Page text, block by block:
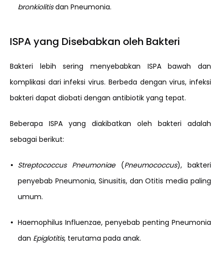
bronkiolitisdan Pneumonia.
ISPA yang Disebabkan oleh Bakteri
Bakteri lebih sering menyebabkan ISPA bawah dan
komplikasi dari infeksi virus. Berbeda dengan virus, infeksi
bakteri dapat diobati dengan antibiotik yang tepat.
Beberapa ISPA yang diakibatkan oleh bakteri adalah
sebagai berikut:
• Streptococcus Pneumoniae(Pneumococcus), bakteri
penyebab Pneumonia, Sinusitis, dan Otitis media paling
umum.
• Haemophilus Influenzae, penyebab penting Pneumonia
dan Epiglotitis, terutama pada anak.